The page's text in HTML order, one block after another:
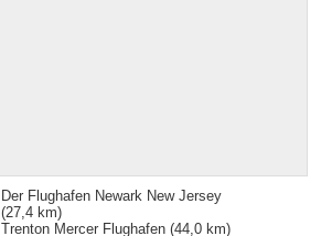
Der Flughafen Newark New Jersey
(27,4 km)
Trenton Mercer Flughafen (44,0 km)